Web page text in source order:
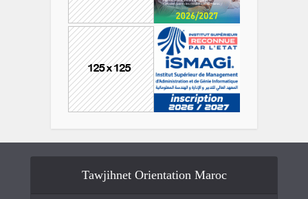
Tawjihnet Orientation Maroc